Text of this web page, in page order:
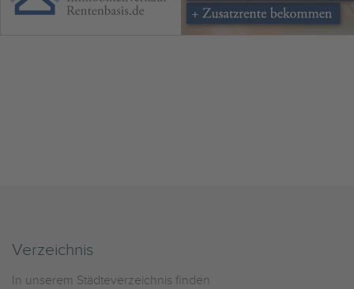
Verzeichnis
In unserem Städteverzeichnis finden